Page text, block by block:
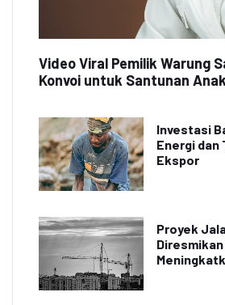
Video Viral Pemilik Warung
Konvoi untuk Santunan
Investasi
Energi dan
Ekspor
Proyek